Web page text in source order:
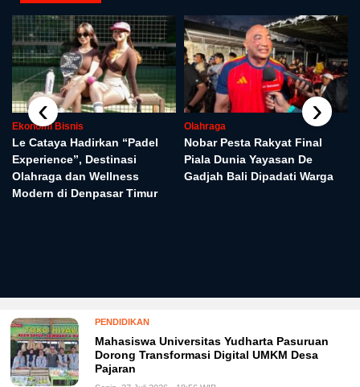
Ekonomi Bisnis
Le Cataya Hadirkan “Padel
Experience”, Destinasi
Olahraga dan Wellness
Modern di Denpasar Timur
Olahraga
Nobar Pesta Rakyat Final
Piala Dunia Yayasan De
Gadjah Bali Dipadati Warga
‹ ›
PENDIDIKAN
Mahasiswa Universitas Yudharta Pasuruan
Dorong Transformasi Digital UMKM Desa
Pajaran